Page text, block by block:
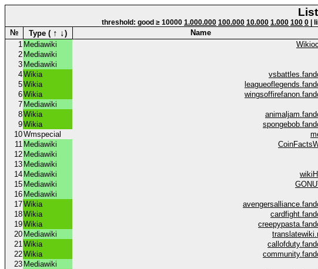
threshold: good ≥ 10000 1.000.000 100.000 10.000 1.000 100 0 |
№ Type ( ↑ ↓) Name
1 Mediawiki
2 Mediawiki
3 Mediawiki
4Wikia
5Wikia
6Wikia
7 Mediawiki
8Wikia
9Wikia
10Wmspecial
11 Mediawiki
12 Mediawiki
13 Mediawiki
14 Mediawiki
15 Mediawiki
16 Mediawiki
17Wikia
18Wikia
19Wikia
20 Mediawiki
21Wikia
22Wikia
23 Mediawiki